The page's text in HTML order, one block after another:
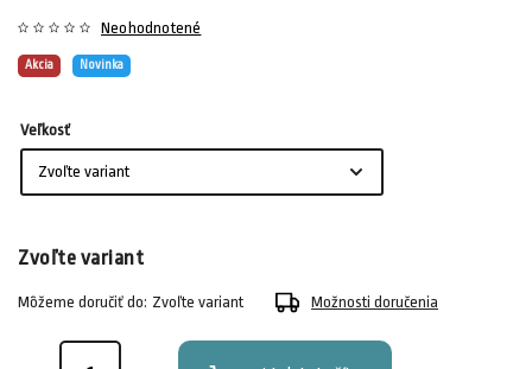
Akcia Novinka
Neohodnotené
Veľkosť
Zvoľte variant
Môžeme doručiť do: Zvoľte variant Možnosti doručenia